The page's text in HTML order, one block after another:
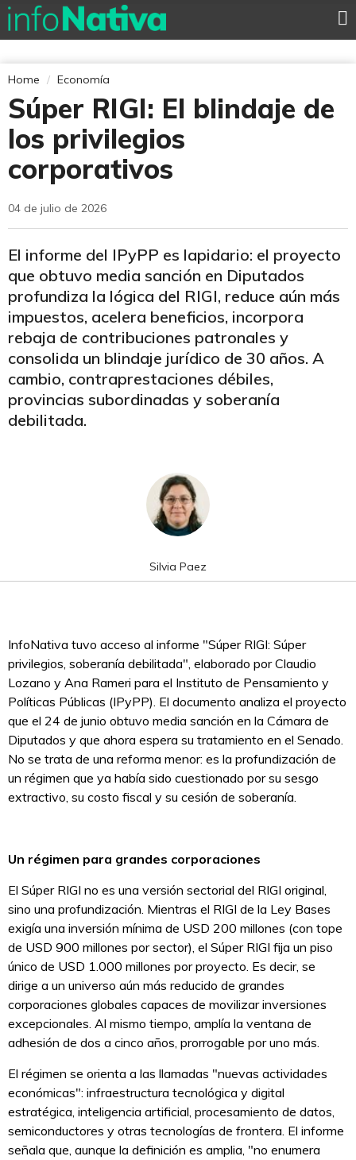
Home Economía
Súper RIGI: El blindaje de
los privilegios
corporativos
04 de julio de 2026
El informe del IPyPP es lapidario: el proyecto
que obtuvo media sanción en Diputados
profundiza la lógica del RIGI, reduce aún más
impuestos, acelera beneficios, incorpora
rebaja de contribuciones patronales y
consolida un blindaje jurídico de 30 años. A
cambio, contraprestaciones débiles,
provincias subordinadas y soberanía
debilitada.
Silvia Paez
InfoNativa tuvo acceso al informe "Súper RIGI: Súper
privilegios, soberanía debilitada", elaborado por Claudio
Lozano y Ana Rameri para el Instituto de Pensamiento y
Políticas Públicas (IPyPP). El documento analiza el proyecto
que el 24 de junio obtuvo media sanción en la Cámara de
Diputados y que ahora espera su tratamiento en el Senado.
No se trata de una reforma menor: es la profundización de
un régimen que ya había sido cuestionado por su sesgo
extractivo, su costo fiscal y su cesión de soberanía.
Un régimen para grandes corporaciones
El Súper RIGI no es una versión sectorial del RIGI original,
sino una profundización. Mientras el RIGI de la Ley Bases
exigía una inversión mínima de USD 200 millones (con tope
de USD 900 millones por sector), el Súper RIGI fija un piso
único de USD 1.000 millones por proyecto. Es decir, se
dirige a un universo aún más reducido de grandes
corporaciones globales capaces de movilizar inversiones
excepcionales. Al mismo tiempo, amplía la ventana de
adhesión de dos a cinco años, prorrogable por uno más.
El régimen se orienta a las llamadas "nuevas actividades
económicas": infraestructura tecnológica y digital
estratégica, inteligencia artificial, procesamiento de datos,
semiconductores y otras tecnologías de frontera. El informe
señala que, aunque la definición es amplia, "no enumera